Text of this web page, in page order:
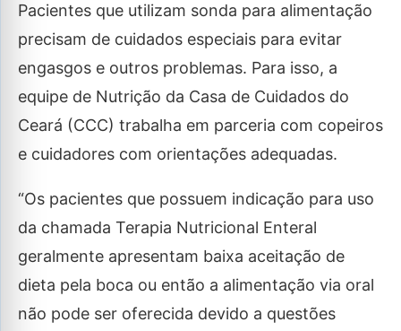
Pacientes que utilizam sonda para alimentação
precisam de cuidados especiais para evitar
engasgos e outros problemas. Para isso, a
equipe de Nutrição da Casa de Cuidados do
Ceará (CCC) trabalha em parceria com copeiros
e cuidadores com orientações adequadas.
“Os pacientes que possuem indicação para uso
da chamada Terapia Nutricional Enteral
geralmente apresentam baixa aceitação de
dieta pela boca ou então a alimentação via oral
não pode ser oferecida devido a questões